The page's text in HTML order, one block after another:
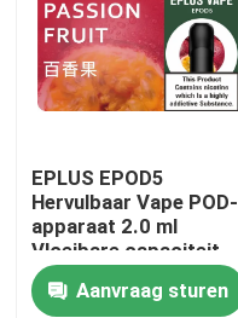
Videos
Fabrieksreis
Kwaliteitscontrole
EPLUS EPOD5
Hervulbaar Vape POD-
apparaat 2.0 ml
Vloeibare capaciteit
20 mg/ml Nicotine 21
smaakopties
Aanvraag sturen